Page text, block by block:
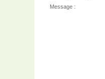
Message :